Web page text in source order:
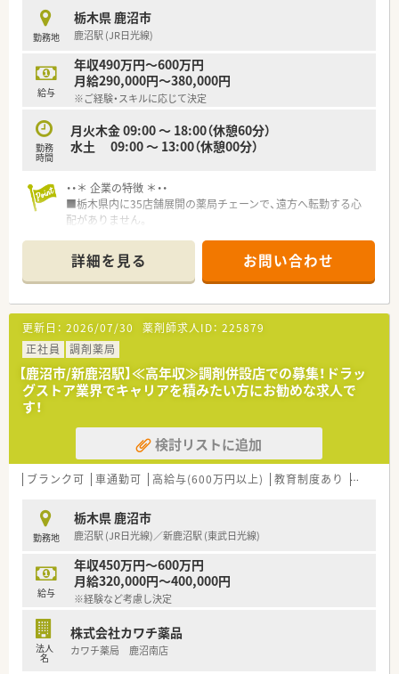
■産休や育休の取得率と復帰率はほぼ100％の実績を誇り、ライ
フステージが変わっても安心して働けます。
■新卒の離職率が極めて低い水準を維持しており、定着率の高さ
が働きやすい職場環境を証明しています。
【求人情報について】
■経験やスキルを十分に考慮して決定されますが、年収550万円
から650万円の高待遇が期待できる求人です。
■年間休日は125日を軸に確保されており、仕事とプライベート
のメリハリをつけて働くことが可能です。
充実しており生活をしっかりとサポートします。
勤務地
栃木県 鹿沼市
鹿沼駅 (JR日光線)
給与
年収490万円～600万円
月給290,000円～380,000円
※ご経験・スキルに応じて決定
勤務
時間
月火木金 09:00 ～ 18:00（休憩60分）
水土 09:00 ～ 13:00（休憩00分）
・・＊ 企業の特徴 ＊・・
■栃木県内に35店舗展開の薬局チェーンで、遠方へ転勤する心
配がありません。
■年2回の社内研修会だけでなく、レベル別の研修もございま
す。
■新卒の受け入れも積極的に行っており、今後も店舗展開をして
いく予定がございます。
■経営も安定しており、長期的に就業いただける環境がございま
す。
■調剤過誤防止システムなど、最新機材も導入済みです。
詳細を見る お問い合わせ
更新日： 2026/07/30 薬剤師求人ID： 225879
正社員
調剤薬局
【鹿沼市/新鹿沼駅】≪高年収≫調剤併設店での募集！ドラッ
グストア業界でキャリアを積みたい方にお勧めな求人で
す！
検討リストに追加
ブランク可 車通勤可 高給与(600万円以上) 教育制度あり シフト
勤務地
栃木県 鹿沼市
鹿沼駅 (JR日光線)／新鹿沼駅 (東武日光線)
給与
年収450万円～600万円
月給320,000円～400,000円
※経験など考慮し決定
法人
名
株式会社カワチ薬品
カワチ薬局 鹿沼南店